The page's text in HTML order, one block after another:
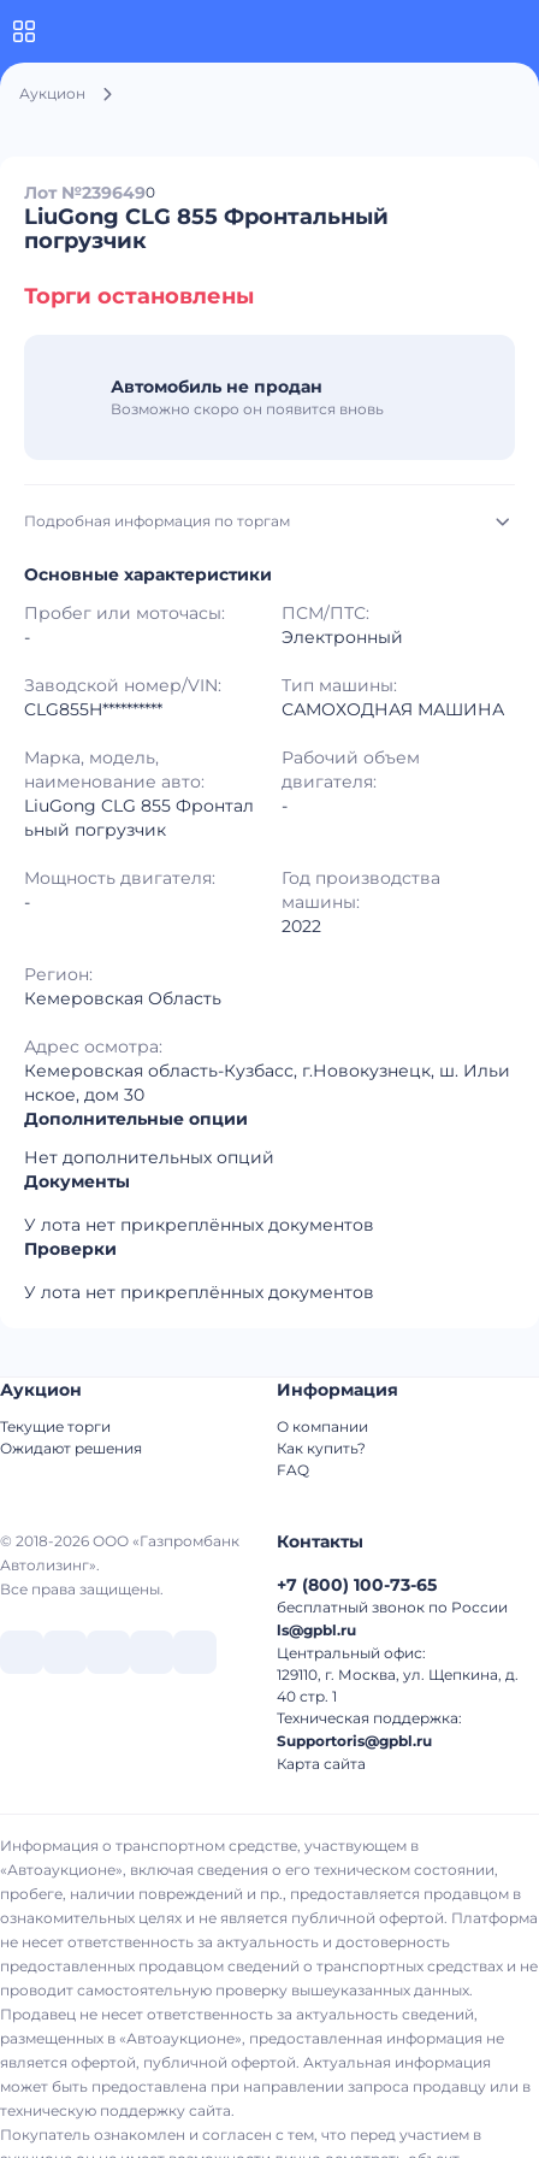
Аукцион
Лот №2396490
LiuGong CLG 855 Фронтальный
погрузчик
Торги остановлены
Автомобиль не продан
Возможно скоро он появится вновь
Подробная информация по торгам
Начало торгов: 24.07.2026, 05:23 МСК
24.07.2026, 09:42 МСК
Тип аукциона: Открытые торги
Шаг торгов: 50 000 ₽
Кол-во ставок:
Регион: Кемеровская Область
Основные характеристики
Пробег или моточасы:
-
ПСМ/ПТС:
Электронный
Заводской номер/VIN:
CLG855H**********
Тип машины:
САМОХОДНАЯ МАШИНА
Марка, модель,
наименование авто:
LiuGong CLG 855 Фронтал
ьный погрузчик
Рабочий объем
двигателя:
-
Мощность двигателя:
-
Год производства
машины:
2022
Регион:
Кемеровская Область
Адрес осмотра:
Кемеровская область-Кузбасс, г.Новокузнецк, ш. Ильи
нское, дом 30
Дополнительные опции
Нет дополнительных опций
Документы
У лота нет прикреплённых документов
Проверки
У лота нет прикреплённых документов
© 2018-2026 ООО «Газпромбанк
Автолизинг».
Все права защищены.
Аукцион
Текущие торги
Ожидают решения
Информация
О компании
Как купить?
FAQ
Контакты
+7 (800) 100-73-65
бесплатный звонок по России
ls@gpbl.ru
Центральный офис:
129110, г. Москва, ул. Щепкина, д.
40 стр. 1
Техническая поддержка:
Supportoris@gpbl.ru
Карта сайта
Информация о транспортном средстве, участвующем в
«Автоаукционе», включая сведения о его техническом состоянии,
пробеге, наличии повреждений и пр., предоставляется продавцом в
ознакомительных целях и не является публичной офертой. Платформа
не несет ответственность за актуальность и достоверность
предоставленных продавцом сведений о транспортных средствах и не
проводит самостоятельную проверку вышеуказанных данных.
Продавец не несет ответственность за актуальность сведений,
размещенных в «Автоаукционе», предоставленная информация не
является офертой, публичной офертой. Актуальная информация
может быть предоставлена при направлении запроса продавцу или в
техническую поддержку сайта.
Покупатель ознакомлен и согласен с тем, что перед участием в